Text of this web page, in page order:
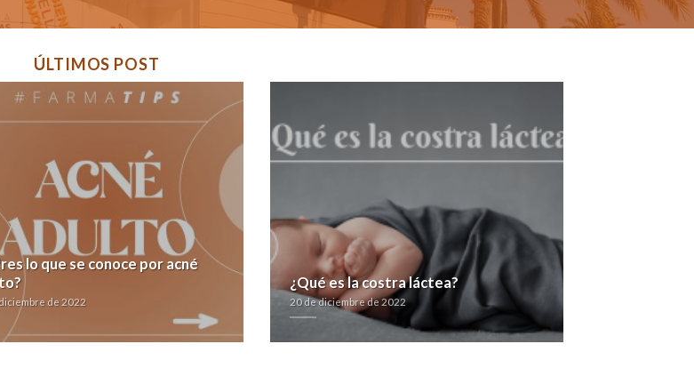
ÚLTIMOS POST
lo que se conoce por acné
de 2022
¿Qué es la costra láctea?
20 de diciembre de 2022